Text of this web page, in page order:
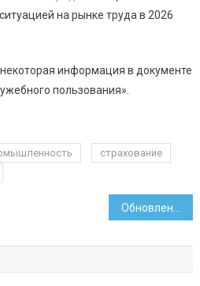
на рынке труда в 2026
информация в документе
пользования».
страхование